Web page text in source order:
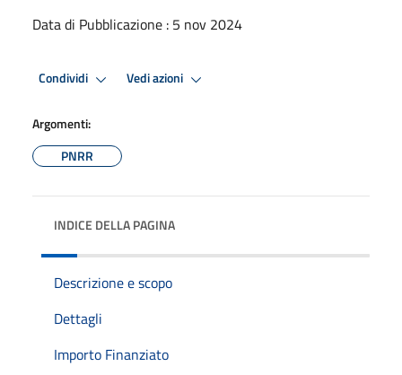
Data di Pubblicazione : 5 nov 2024
Condividi Vedi azioni
Argomenti:
PNRR
INDICE DELLA PAGINA
Descrizione e scopo
Dettagli
Importo Finanziato